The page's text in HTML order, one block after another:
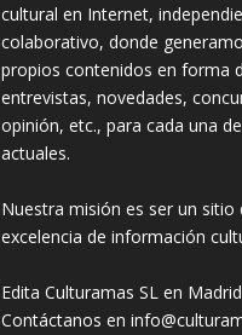
cultural en Internet,
colaborativo, donde
propios contenidos en forma
entrevistas, novedades,
opinión, etc., para cada una
actuales.
Nuestra misión es ser un sitio
excelencia de información
Edita Culturamas SL en
Contáctanos en